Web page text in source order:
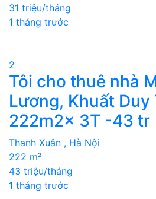
31 triệu/tháng
1 tháng trước
2
Tôi cho thuê nhà
Lương, Khuất Duy
222m2x 3T -43 tr
Thanh Xuân , Hà Nội
222 m²
43 triệu/tháng
1 tháng trước